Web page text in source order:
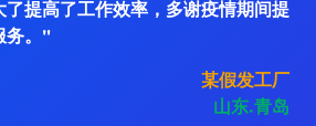
了提高了工作效率，多谢疫情期间提
务。"
某假发工厂
山东.青岛